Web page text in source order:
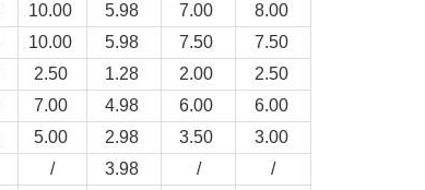
10.00 5.98 7.00
8.00
10.00 5.98 7.50
7.50
2.50 1.28 2.00
2.50
7.00 4.98 6.00
6.00
5.00 2.98 3.50
3.00
/ 3.98 /
/